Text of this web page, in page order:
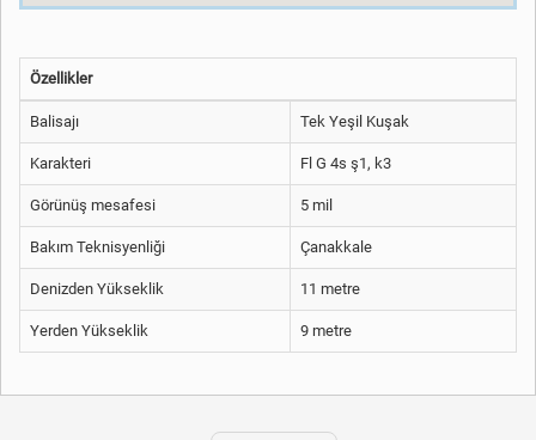
Özellikler
Balisajı Tek Yeşil Kuşak
Karakteri Fl G 4s ş1, k3
Görünüş mesafesi 5 mil
Bakım Teknisyenliği Çanakkale
Denizden Yükseklik 11 metre
Yerden Yükseklik 9 metre